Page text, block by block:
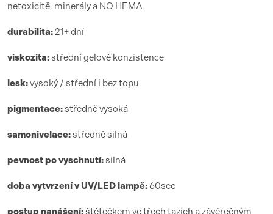
netoxicitě, minerály a NO HEMA
durabilita: 21+ dní
viskozita:střední gelové konzistence
lesk:vysoký / střední i bez topu
pigmentace:středně vysoká
samonivelace:středně silná
pevnost po vyschnutí:silná
doba vytvrzenív UV/LED lampě:60sec
postup nanášení:štětečkem ve třech tazích a závěrečným